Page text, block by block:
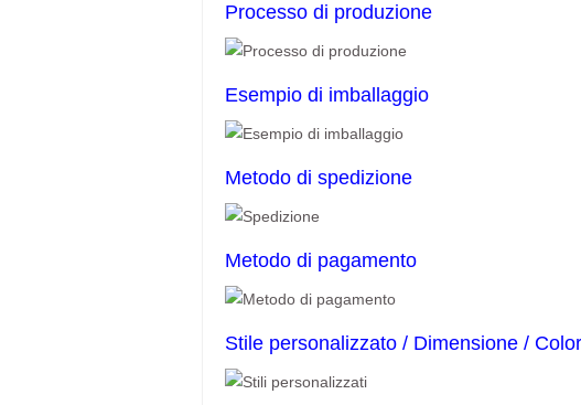
Processo di produzione
Esempio di imballaggio
Metodo di spedizione
Metodo di pagamento
Stile personalizzato / Dimensione /